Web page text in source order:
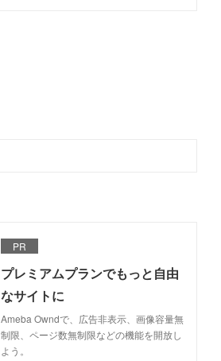
PR
プレミアムプランでもっと自由
なサイトに
Ameba Owndで、広告非表示、画像容量無
制限、ページ数無制限などの機能を開放し
よう。